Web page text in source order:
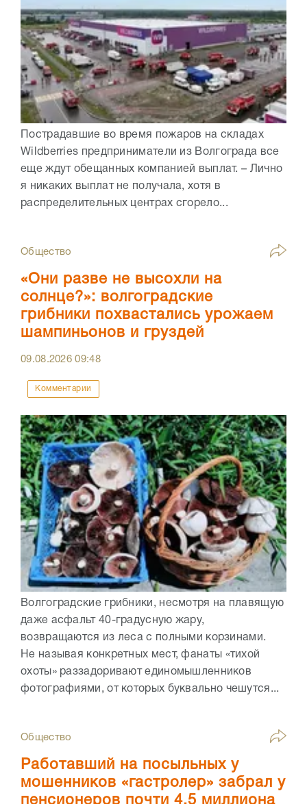
Пострадавшие во время пожаров на складах
Wildberries предприниматели из Волгограда все
еще ждут обещанных компанией выплат. – Лично
я никаких выплат не получала, хотя в
распределительных центрах сгорело...
Общество
«Они разве не высохли на
солнце?»: волгоградские
грибники похвастались урожаем
шампиньонов и груздей
09.08.202609:48
Комментарии
Волгоградские грибники, несмотря на плавящую
даже асфальт 40-градусную жару,
возвращаются из леса с полными корзинами.
Не называя конкретных мест, фанаты «тихой
охоты» раззадоривают единомышленников
фотографиями, от которых буквально чешутся...
Общество
Работавший на посыльных у
мошенников «гастролер» забрал у
пенсионеров почти 4,5 миллиона